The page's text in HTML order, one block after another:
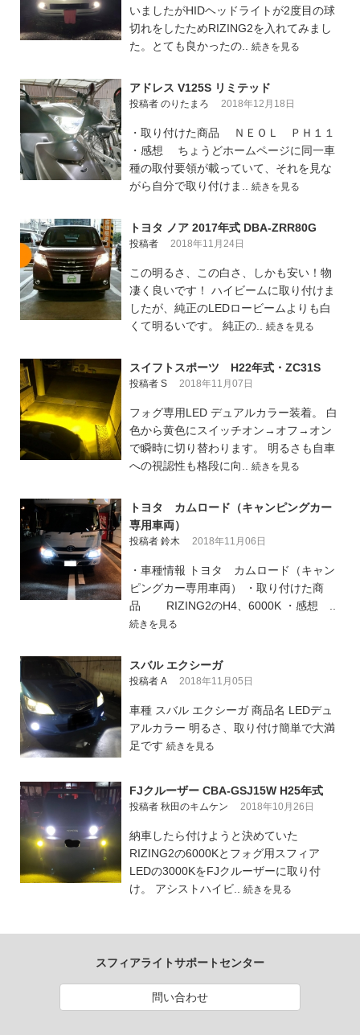
いましたがHIDヘッドライトが2度目の球
切れをしたためRIZING2を入れてみまし
た。とても良かったの.. 続きを見る
アドレス V125S リミテッド
投稿者 のりたまろ 2018年12月18日
・取り付けた商品 ＮＥＯＬ ＰＨ１１
・感想 ちょうどホームページに同一車
種の取付要領が載っていて、それを見な
がら自分で取り付けま.. 続きを見る
トヨタ ノア 2017年式 DBA-ZRR80G
投稿者 2018年11月24日
この明るさ、この白さ、しかも安い！物
凄く良いです！ ハイビームに取り付けま
したが、純正のLEDロービームよりも白
くて明るいです。 純正の.. 続きを見る
スイフトスポーツ H22年式・ZC31S
投稿者 S 2018年11月07日
フォグ専用LED デュアルカラー装着。 白
色から黄色にスイッチオン→オフ→オン
で瞬時に切り替わります。 明るさも自車
への視認性も格段に向.. 続きを見る
トヨタ カムロード（キャンピングカー
専用車両）
投稿者 鈴木 2018年11月06日
・車種情報 トヨタ カムロード（キャン
ピングカー専用車両） ・取り付けた商
品 RIZING2のH4、6000K ・感想 ..
続きを見る
スバル エクシーガ
投稿者 A 2018年11月05日
車種 スバル エクシーガ 商品名 LEDデュ
アルカラー 明るさ、取り付け簡単で大満
足です 続きを見る
FJクルーザー CBA-GSJ15W H25年式
投稿者 秋田のキムケン 2018年10月26日
納車したら付けようと決めていた
RIZING2の6000Kとフォグ用スフィア
LEDの3000KをFJクルーザーに取り付
け。 アシストハイビ.. 続きを見る
スフィアライトサポートセンター
問い合わせ